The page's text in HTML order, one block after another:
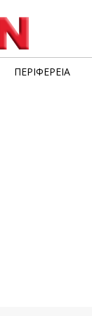
ΠΕΡΙΦΈΡΕΙΑ